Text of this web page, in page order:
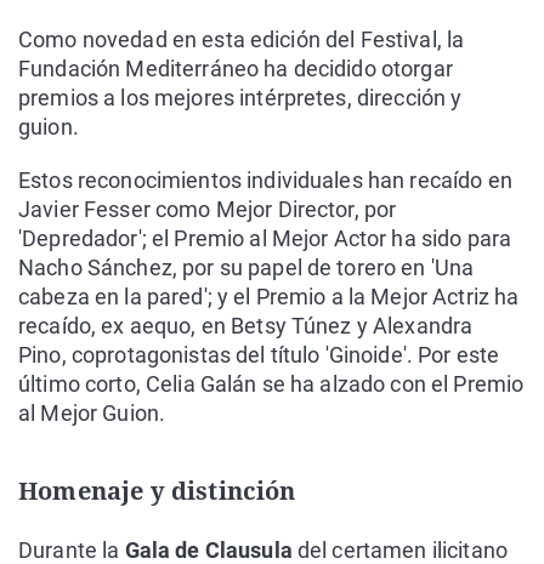
Como novedad en esta edición del Festival, la
Fundación Mediterráneo ha decidido otorgar
premios a los mejores intérpretes, dirección y
guion.
Estos reconocimientos individuales han recaído en
Javier Fesser como Mejor Director, por
'Depredador'; el Premio al Mejor Actor ha sido para
Nacho Sánchez, por su papel de torero en 'Una
cabeza en la pared'; y el Premio a la Mejor Actriz ha
recaído, ex aequo, en Betsy Túnez y Alexandra
Pino, coprotagonistas del título 'Ginoide'. Por este
último corto, Celia Galán se ha alzado con el Premio
al Mejor Guion.
Homenaje y distinción
Durante la Gala de Clausula del certamen ilicitano